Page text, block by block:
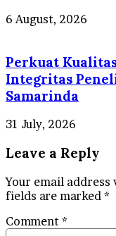
6 August, 2026
Perkuat
Integritas
Samarinda
31 July, 2026
Leave a Reply
Your email address
fields are marked *
Comment *